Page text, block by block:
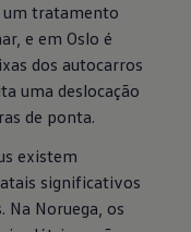
tratamento
e em Oslo é
dos autocarros
uma deslocação
de ponta.
existem
significativos
Na Noruega, os